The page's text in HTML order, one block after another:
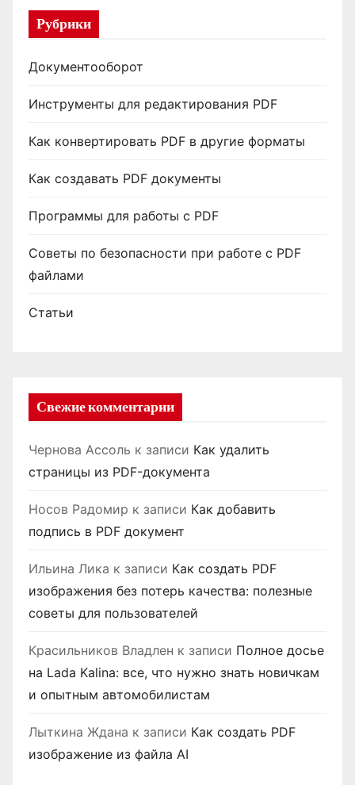
Рубрики
Документооборот
Инструменты для редактирования PDF
Как конвертировать PDF в другие форматы
Как создавать PDF документы
Программы для работы с PDF
Советы по безопасности при работе с PDF
файлами
Статьи
Свежие комментарии
Чернова Ассоль к записи Как удалить
страницы из PDF-документа
Носов Радомир к записи Как добавить
подпись в PDF документ
Ильина Лика к записи Как создать PDF
изображения без потерь качества: полезные
советы для пользователей
Красильников Владлен к записи Полное досье
на Lada Kalina: все, что нужно знать новичкам
и опытным автомобилистам
Лыткина Ждана к записи Как создать PDF
изображение из файла AI